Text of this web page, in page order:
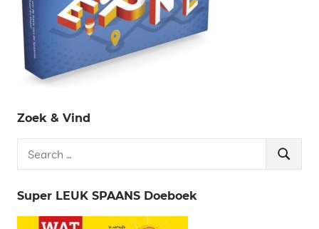
Zoek & Vind
Search
Super LEUK SPAANS Doeboek